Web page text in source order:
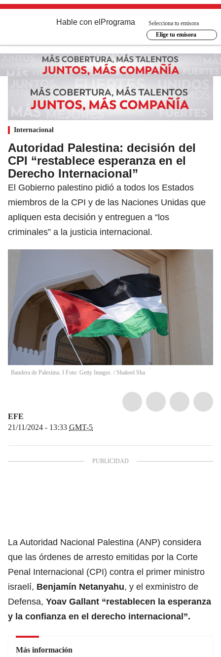
Hable con el Programa
Selecciona tu emisora
Elige tu emisora
Internacional
Autoridad Palestina: decisión del
CPI “restablece esperanza en el
Derecho Internacional”
El Gobierno palestino pidió a todos los Estados
miembros de la CPI y de las Naciones Unidas que
apliquen esta decisión y entreguen a “los
criminales” a la justicia internacional.
Bandera de Palestina. I Foto: Getty Images. / Shakeel Sha
EFE
21/11/2024 - 13:33 GMT-5
La Autoridad Nacional Palestina (ANP) considera
que las órdenes de arresto emitidas por la Corte
Penal Internacional (CPI) contra el primer ministro
israelí, Benjamín Netanyahu, y el exministro de
Defensa, Yoav Gallant “restablecen la esperanza
y la confianza en el derecho internacional”.
Más información